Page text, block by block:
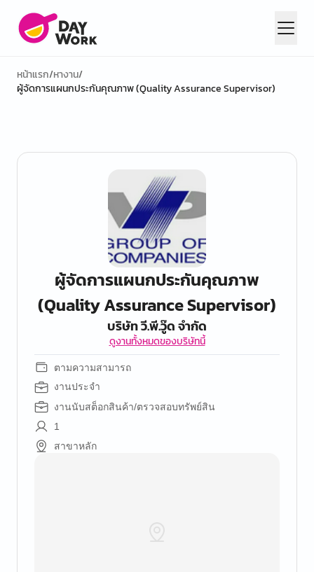
หน้าแรก/หางาน/
ผู้จัดการแผนกประกันคุณภาพ (Quality Assurance Supervisor)
ผู้จัดการแผนกประกันคุณภาพ
(Quality Assurance Supervisor)
บริษัท วี.พี.วู๊ด จำกัด
ดูงานทั้งหมดของบริษัทนี้
ตามความสามารถ
งานประจำ
งานนับสต็อกสินค้า/ตรวจสอบทรัพย์สิน
1
สาขาหลัก